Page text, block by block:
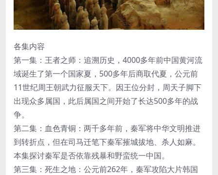
各集内容
第一集：王者之师：追溯历史，4000多年前中国黄河流
域诞生了第一个国家夏，500多年后商取代夏，公元前
11世纪周王朝武力征服天下。因王位分封，周天子脚下
出现众多属国，此后属国之间开始了长达500多年的战
争。
第二集：血色青铜：两千多年前，秦军将中华文明推进
到转折点，但在司马迁笔下秦军摧城拔地、杀人如麻。
本集探讨秦军是否依靠残暴和野蛮统一中国。
第三集：死生之地：公元前262年，秦军攻陷大片韩国